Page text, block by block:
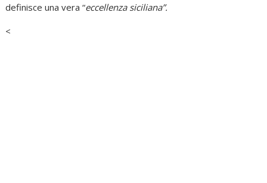
definisce una vera “eccellenza siciliana”.
<